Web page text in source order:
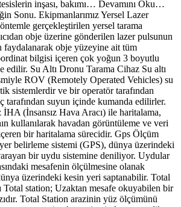
inşası, bakımı… Devamını Oku…
Sonu. Ekipmanlarımız Yersel Lazer
gerçekleştirilen yersel tarama
obje üzerine gönderilen lazer pulsunun
faydalanarak obje yüzeyine ait tüm
bilgisi içeren çok yoğun 3 boyutlu
edilir. Su Altı Dronu Tarama Cihaz Su altı
ROV (Remotely Operated Vehicles) su
sistemlerdir ve bir operatör tarafından
tarafından suyun içinde kumanda edilirler.
(İnsansız Hava Aracı) ile haritalama,
kullanılarak havadan görüntüleme ve veri
bir haritalama sürecidir. Gps Ölçüm
belirleme sistemi (GPS), dünya üzerindeki
bir uydu sistemine deniliyor. Uydular
mesafenin ölçülmesine olanak
üzerindeki kesin yeri saptanabilir. Total
Total station; Uzaktan mesafe okuyabilen bir
Total Station arazinin yüz ölçümünü